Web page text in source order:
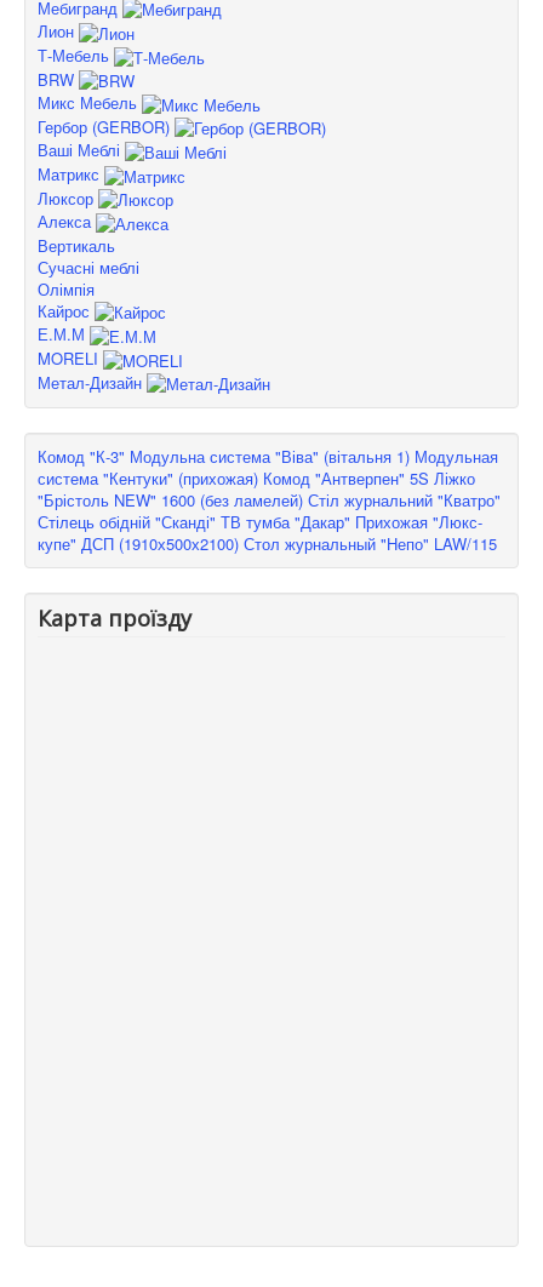
Мебигранд
Лион
Т-Мебель
BRW
Микс Мебель
Гербор (GERBOR)
Ваші Меблі
Матрикс
Люксор
Алекса
Вертикаль
Сучасні меблі
Олімпія
Кайрос
Е.М.М
MORELI
Метал-Дизайн
Комод "К-3" Модульна система "Віва" (вітальня 1) Модульная
система "Кентуки" (прихожая) Комод "Антверпен" 5S Ліжко
"Брістоль NEW" 1600 (без ламелей) Стіл журнальний "Кватро"
Стілець обідній "Сканді" ТВ тумба "Дакар" Прихожая "Люкс-
купе" ДСП (1910х500х2100) Стол журнальный "Непо" LAW/115
Карта проїзду